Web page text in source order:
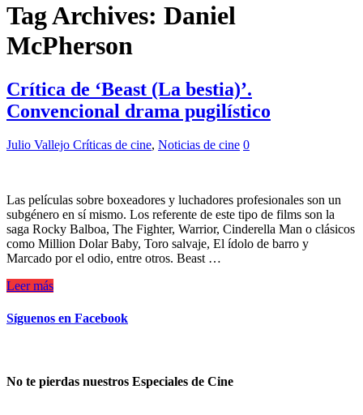
Tag Archives: Daniel
McPherson
Crítica de ‘Beast (La bestia)’.
Convencional drama pugilístico
Julio Vallejo Críticas de cine, Noticias de cine 0
Las películas sobre boxeadores y luchadores profesionales son un
subgénero en sí mismo. Los referente de este tipo de films son la
saga Rocky Balboa, The Fighter, Warrior, Cinderella Man o clásicos
como Million Dolar Baby, Toro salvaje, El ídolo de barro y
Marcado por el odio, entre otros. Beast …
Leer más
Síguenos en Facebook
No te pierdas nuestros Especiales de Cine